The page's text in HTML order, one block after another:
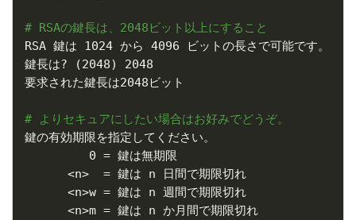
# RSAの鍵長は、2048ビット以上にすること
RSA 鍵は 1024 から 4096 ビットの長さで可能です。
鍵長は?
(2048)
2048
要求された鍵長は2048ビット
# よりセキュアにしたい場合はお好みでどうぞ。
鍵の有効期限を指定してください。
         0
= 鍵は無期限
<n> = 鍵は n 日間で期限切れ
<n>w = 鍵は n 週間で期限切れ
<n>m = 鍵は n か月間で期限切れ